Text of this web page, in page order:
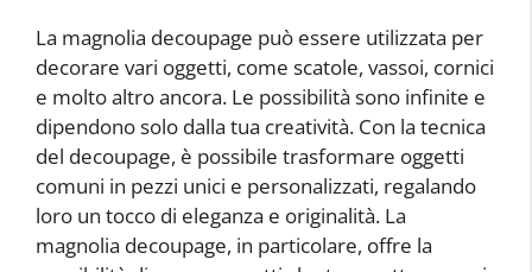
La magnolia decoupage può essere utilizzata per
decorare vari oggetti, come scatole, vassoi, cornici
e molto altro ancora. Le possibilità sono infinite e
dipendono solo dalla tua creatività. Con la tecnica
del decoupage, è possibile trasformare oggetti
comuni in pezzi unici e personalizzati, regalando
loro un tocco di eleganza e originalità. La
magnolia decoupage, in particolare, offre la